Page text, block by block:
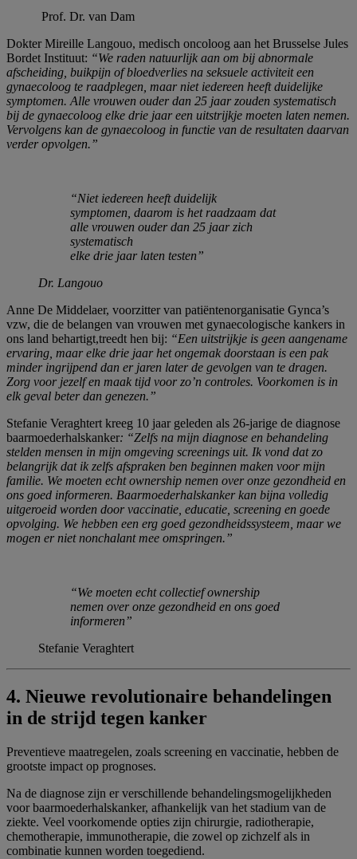
Prof. Dr. van Dam
Dokter Mireille Langouo, medisch oncoloog aan het Brusselse Jules
Bordet Instituut: “We raden natuurlijk aan om bij abnormale
afscheiding, buikpijn of bloedverlies na seksuele activiteit een
gynaecoloog te raadplegen, maar niet iedereen heeft duidelijke
symptomen. Alle vrouwen ouder dan 25 jaar zouden systematisch
bij de gynaecoloog elke drie jaar een uitstrijkje moeten laten nemen.
Vervolgens kan de gynaecoloog in functie van de resultaten daarvan
verder opvolgen.”
“Niet iedereen heeft duidelijk
symptomen, daarom is het raadzaam dat
alle vrouwen ouder dan 25 jaar zich
systematisch
elke drie jaar laten testen”
Dr. Langouo
Anne De Middelaer, voorzitter van patiëntenorganisatie Gynca’s
vzw, die de belangen van vrouwen met gynaecologische kankers in
ons land behartigt,treedt hen bij: “Een uitstrijkje is geen aangename
ervaring, maar elke drie jaar het ongemak doorstaan is een pak
minder ingrijpend dan er jaren later de gevolgen van te dragen.
Zorg voor jezelf en maak tijd voor zo’n controles. Voorkomen is in
elk geval beter dan genezen.”
Stefanie Veraghtert kreeg 10 jaar geleden als 26-jarige de diagnose
baarmoederhalskanker: “Zelfs na mijn diagnose en behandeling
stelden mensen in mijn omgeving screenings uit. Ik vond dat zo
belangrijk dat ik zelfs afspraken ben beginnen maken voor mijn
familie. We moeten echt ownership nemen over onze gezondheid en
ons goed informeren. Baarmoederhalskanker kan bijna volledig
uitgeroeid worden door vaccinatie, educatie, screening en goede
opvolging. We hebben een erg goed gezondheidssysteem, maar we
mogen er niet nonchalant mee omspringen.”
“We moeten echt collectief ownership
nemen over onze gezondheid en ons goed
informeren”
Stefanie Veraghtert
4. Nieuwe revolutionaire behandelingen
in de strijd tegen kanker
Preventieve maatregelen, zoals screening en vaccinatie, hebben de
grootste impact op prognoses.
Na de diagnose zijn er verschillende behandelingsmogelijkheden
voor baarmoederhalskanker, afhankelijk van het stadium van de
ziekte. Veel voorkomende opties zijn chirurgie, radiotherapie,
chemotherapie, immunotherapie, die zowel op zichzelf als in
combinatie kunnen worden toegediend.